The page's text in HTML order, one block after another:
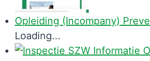
Opleiding (incompany)
Loading...